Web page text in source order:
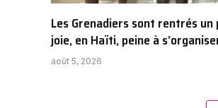
Les Grenadiers sont rentrés un
joie, en Haïti, peine à
août 5, 2026